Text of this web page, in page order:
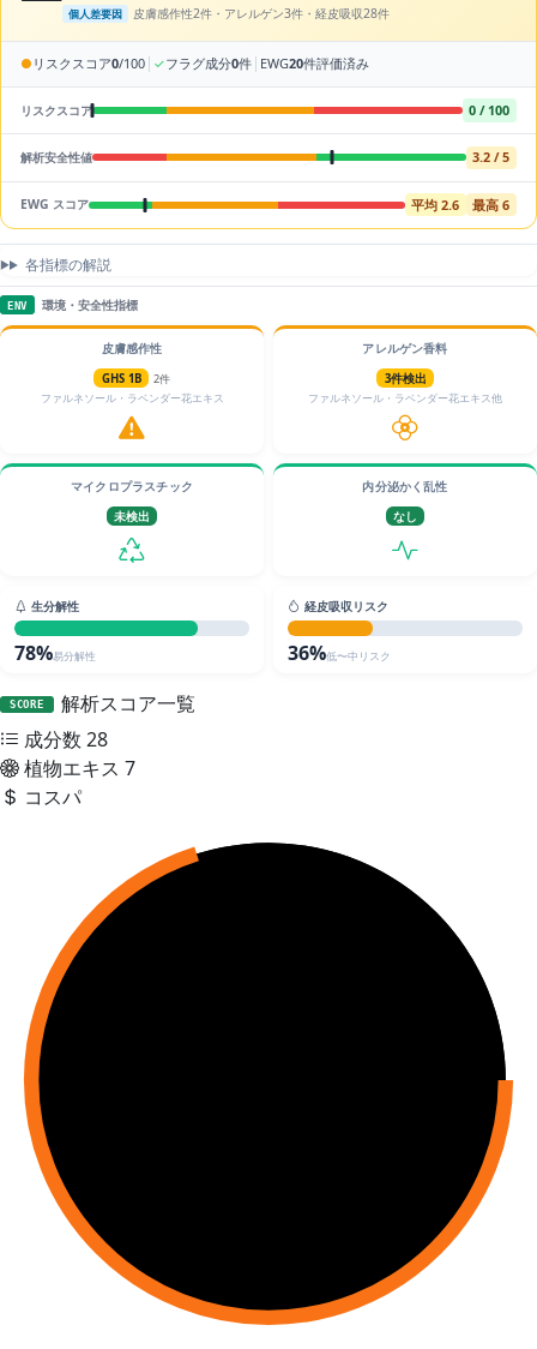
個人差要因 皮膚感作性2件・アレルゲン3件・経皮吸収28件
● リスクスコア0/100 | ✓フラグ成分0件 | EWG20件評価済み
リスクスコア 0 / 100
解析安全性値 3.2 / 5
EWG スコア 平均 2.6 最高 6
各指標の解説
ENV 環境・安全性指標
皮膚感作性
GHS 1B
2件
ファルネソール・ラベンダー花エキス
アレルゲン香料
3件検出
ファルネソール・ラベンダー花エキス他
マイクロプラスチック
未検出
内分泌かく乱性
なし
生分解性
78%易分解性
経皮吸収リスク
36%低〜中リスク
SCORE
解析スコア一覧
成分数 28
植物エキス 7
コスパ